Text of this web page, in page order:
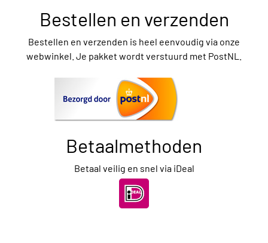
Bestellen en verzenden
Bestellen en verzenden is heel eenvoudig via onze
webwinkel. Je pakket wordt verstuurd met PostNL.
Betaalmethoden
Betaal veilig en snel via iDeal